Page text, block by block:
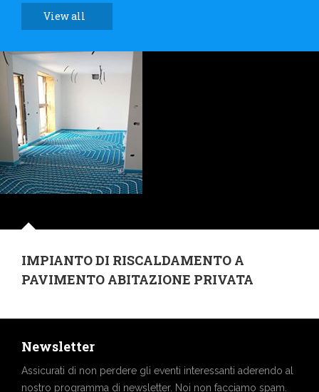
View all
IMPIANTO DI RISCALDAMENTO A
PAVIMENTO ABITAZIONE PRIVATA
Newsletter
Assicurati di non perdere gli eventi interessanti aderendo al
nostro programma di newsletter. Noi non facciamo spam.